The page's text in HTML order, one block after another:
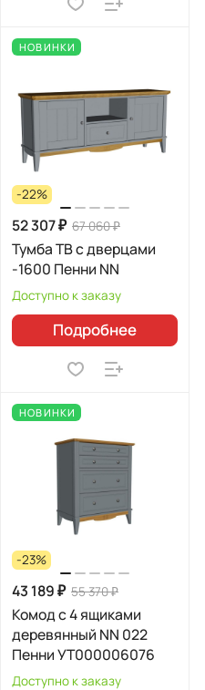
НОВИНКИ
-22%
52 307 ₽ 67 060 ₽
Тумба ТВ с дверцами
-1600 Пенни NN
Доступно к заказу
Подробнее
НОВИНКИ
-23%
43 189 ₽ 55 370 ₽
Комод с 4 ящиками
деревянный NN 022
Пенни УТ000006076
Доступно к заказу